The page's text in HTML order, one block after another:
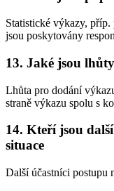
Statistické výkazy,
jsou poskytovány
13. Jaké jsou
Lhůta pro dodání
straně výkazu spolu s
14. Kteří jsou
situace
Další účastníci postupu